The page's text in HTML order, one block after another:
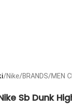
MEN
/
BRANDS
/
Nike
/
Sb Dunk